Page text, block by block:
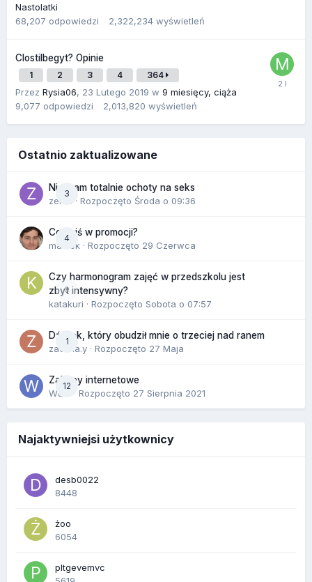
Nastolatki
68,207 odpowiedzi 2,322,234 wyświetleń
Clostilbegyt? Opinie
1 2 3 4 364
Przez Rysia06, 23 Lutego 2019 w 9 miesięcy, ciąża
9,077 odpowiedzi 2,013,820 wyświetleń
Ostatnio zaktualizowane
3
Nie mam totalnie ochoty na seks
zenla
· Rozpoczęto Środa o 09:36
4
Co dziś w promocji?
maciek · Rozpoczęto 29 Czerwca
0
Czy harmonogram zajęć w przedszkolu jest
zbyt intensywny?
katakuri · Rozpoczęto Sobota o 07:57
1
Dźwięk, który obudził mnie o trzeciej nad ranem
zackr.a.y · Rozpoczęto 27 Maja
12
Zakupy internetowe
Wula
· Rozpoczęto 27 Sierpnia 2021
Najaktywniejsi użytkownicy
desb0022
8448
żoo
6054
pltgevemvc